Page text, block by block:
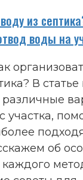
из
воды на
В
участка,
об